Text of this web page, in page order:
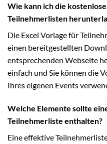
Wie kann ich die
Teilnehmerlisten
Die Excel Vorlage für
einen bereitgestellten
entsprechenden Webseite
einfach und Sie können die
Ihres eigenen Events
Welche Elemente sollte
Teilnehmerliste enthalten?
Eine effektive